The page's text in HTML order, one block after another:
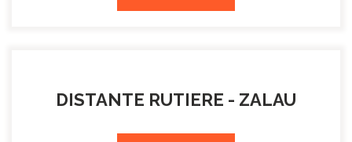
DISTANTE RUTIERE - ZALAU